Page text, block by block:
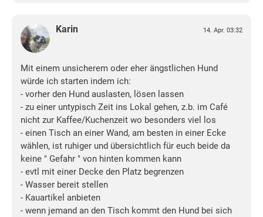
Karin 14. Apr. 03:32
Mit einem unsicherem oder eher ängstlichen Hund
würde ich starten indem ich:
- vorher den Hund auslasten, lösen lassen
- zu einer untypisch Zeit ins Lokal gehen, z.b. im Café
nicht zur Kaffee/Kuchenzeit wo besonders viel los
- einen Tisch an einer Wand, am besten in einer Ecke
wählen, ist ruhiger und übersichtlich für euch beide da
keine " Gefahr " von hinten kommen kann
- evtl mit einer Decke den Platz begrenzen
- Wasser bereit stellen
- Kauartikel anbieten
- wenn jemand an den Tisch kommt den Hund bei sich